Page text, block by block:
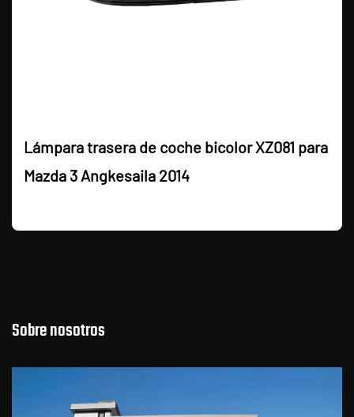
Lámpara trasera de coche bicolor XZ081 para
Mazda 3 Angkesaila 2014
Sobre nosotros